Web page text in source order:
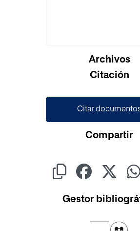
Archivos
Citación
Citar
Compartir
Gestor